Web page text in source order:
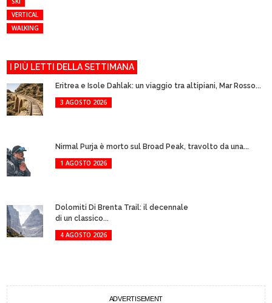
VERTICAL
WALKING
I PIÙ LETTI DELLA SETTIMANA
Eritrea e Isole Dahlak: un viaggio tra altipiani, Mar Rosso...
3 AGOSTO 2026
Nirmal Purja è morto sul Broad Peak, travolto da una...
1 AGOSTO 2026
Dolomiti Di Brenta Trail: il decennale
di un classico...
4 AGOSTO 2026
ADVERTISEMENT